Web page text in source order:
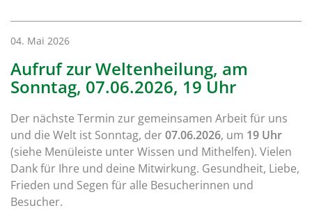
04. Mai 2026
Aufruf zur Weltenheilung, am
Sonntag, 07.06.2026, 19 Uhr
Der nächste Termin zur gemeinsamen Arbeit für uns
und die Welt ist Sonntag, der07.06.2026, um 19 Uhr
(siehe Menüleiste unter Wissen und Mithelfen). Vielen
Dank für Ihre und deine Mitwirkung. Gesundheit, Liebe,
Frieden und Segen für alle Besucherinnen und
Besucher.